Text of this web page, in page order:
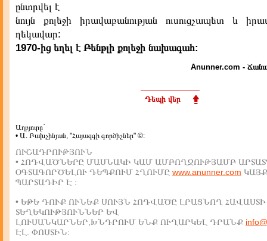
ընտրվել է
նույն քոլեջի իրավաբանության ուսուցչապետ և
ղեկավար:
1970-ից եղել է Բենթլի քոլեջի նախագահ:
Anunner.com -
Դեպի վեր
Աղբյուրը`
• Ա. Բախչինյան, "Հայազգի գործիչներ" ©:
ՈՒՇԱԴՐՈՒԹՅՈՒՆ
• ՀՈԴՎԱԾՆԵՐԸ ՄԱՍՆԱԿԻ ԿԱՄ ԱՄԲՈՂՋՈՒԹՅԱՄԲ
ՕԳՏԱԳՈՐԾԵԼՈՒ ԴԵՊՔՈՒՄ ՀՂՈՒՄԸ www.anunner.com
ՊԱՐՏԱԴԻՐ Է :
• ԵԹԵ ԴՈՒՔ ՈՒՆԵՔ ՍՈՒՅՆ ՀՈԴՎԱԾԸ ԼՐԱՑՆՈՂ ՀԱՎԱՍՏԻ
ՏԵՂԵԿՈՒԹՅՈՒՆՆԵՐ ԵՎ
ԼՈՒՍԱՆԿԱՐՆԵՐ,ԽՆԴՐՈՒՄ ԵՆՔ ՈՒՂԱՐԿԵԼ ԴՐԱՆՔ
ԷԼ. ՓՈՍՏԻՆ: